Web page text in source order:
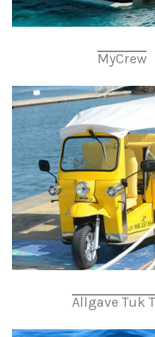
MyCrew
Allgave Tuk